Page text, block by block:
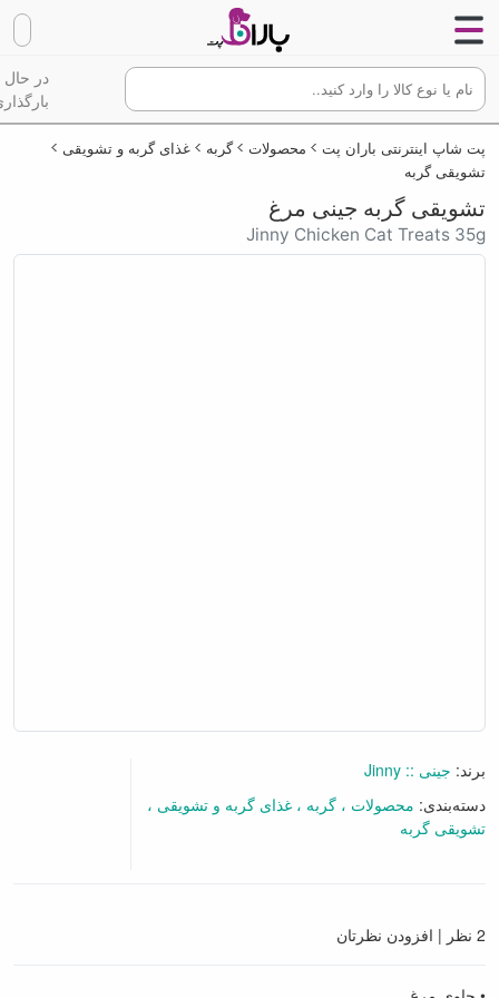
در حال
پت شاپ اینترنتی باران پت محصولات گربه
غذای گربه و تشویقی
تشویقی گربه
تشویقی گربه جینی مرغ
Jinny Chicken Cat Treats 35g
برند: جینی :: Jinny
دسته‌بندی: محصولات گربه
غذای گربه و تشویقی
تشویقی گربه
2 نظر | افزودن نظرتان